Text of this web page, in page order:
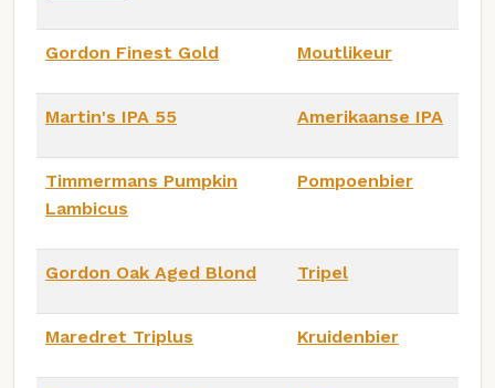
Gordon Finest Gold Moutlikeur
Martin's IPA 55 Amerikaanse IPA
Timmermans Pumpkin
Lambicus
Pompoenbier
Gordon Oak Aged Blond Tripel
Maredret Triplus Kruidenbier